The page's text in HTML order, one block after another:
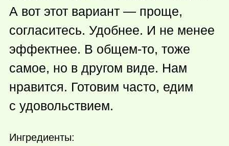
А вот этот вариант — проще,
согласитесь. Удобнее. И не менее
эффектнее. В общем-то, тоже
самое, но в другом виде. Нам
нравится. Готовим часто, едим
с удовольствием.
Ингредиенты: